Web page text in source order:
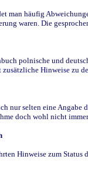
man häufig
waren. Die
polnische und
zusätzliche Hinweise zu
nur selten eine Angabe
doch wohl nicht
Hinweise zum Status